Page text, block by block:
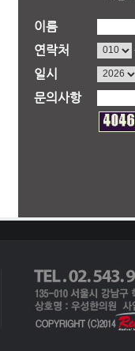
이름
연락처
일시
문의사항